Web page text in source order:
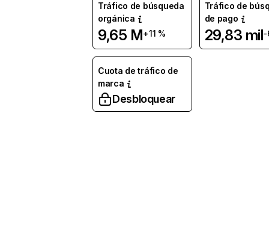
Tráfico de búsqueda
orgánica
9,65 M+11 %
Tráfico de
de pago
29,83 mil-
Cuota de tráfico de
marca
Desbloquear